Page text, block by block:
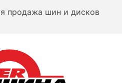
продажа шин и дисков